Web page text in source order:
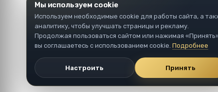
Мы используем cookie
Используем необходимые cookie для работы сайта, а
аналитику, чтобы улучшать страницы и рекламу.
Продолжая пользоваться сайтом или нажимая
вы соглашаетесь с использованием cookie. Подробнее
Настроить Принять